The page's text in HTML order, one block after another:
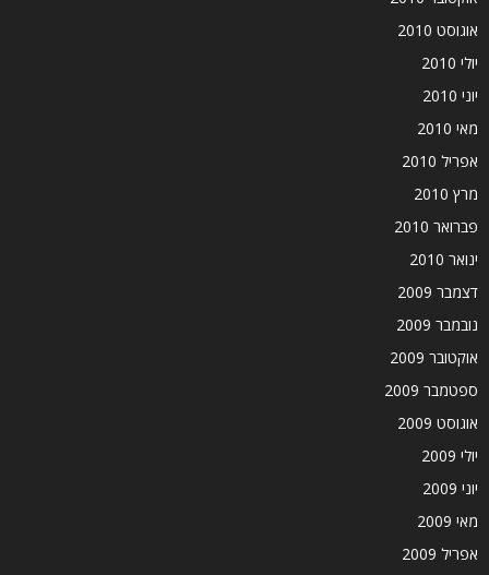
אוגוסט 2010
יולי 2010
יוני 2010
מאי 2010
אפריל 2010
מרץ 2010
פברואר 2010
ינואר 2010
דצמבר 2009
נובמבר 2009
אוקטובר 2009
ספטמבר 2009
אוגוסט 2009
יולי 2009
יוני 2009
מאי 2009
אפריל 2009